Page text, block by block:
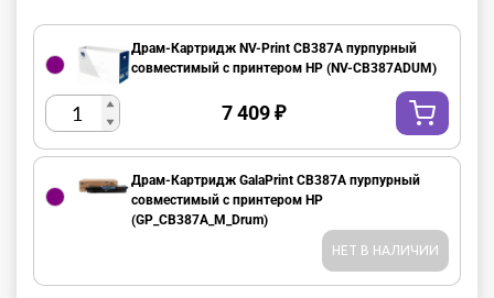
Драм-Картридж NV-Print CB387A пурпурный
совместимый с принтером HP (NV-CB387ADUM)
7 409 ₽
Драм-Картридж GalaPrint CB387A пурпурный
совместимый с принтером HP
(GP_CB387A_M_Drum)
НЕТ В НАЛИЧИИ